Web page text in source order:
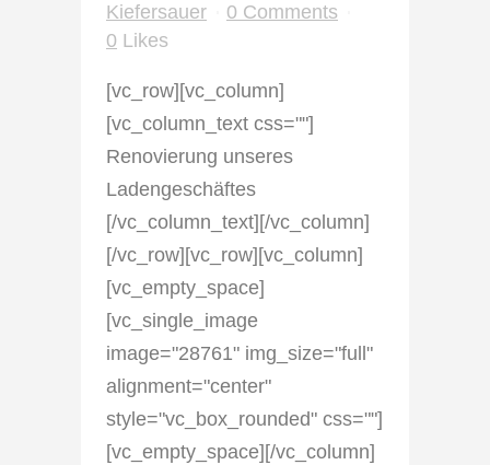
Kiefersauer
0 Comments
0 Likes
[vc_row][vc_column]
[vc_column_text css=""]
Renovierung unseres
Ladengeschäftes
[/vc_column_text][/vc_column]
[/vc_row][vc_row][vc_column]
[vc_empty_space]
[vc_single_image
image="28761" img_size="full"
alignment="center"
style="vc_box_rounded" css=""]
[vc_empty_space][/vc_column]